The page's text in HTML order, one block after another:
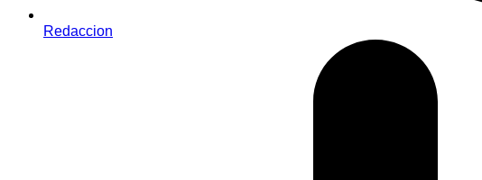
Redaccion